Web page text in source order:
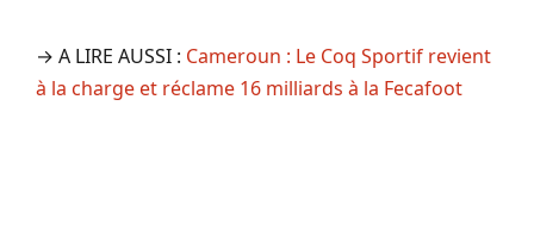
→ A LIRE AUSSI : Cameroun : Le Coq Sportif revient
à la charge et réclame 16 milliards à la Fecafoot